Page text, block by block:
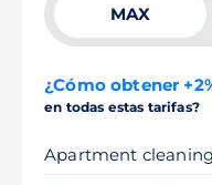
MAX
¿Cómo obtener
en todas estas tarifas?
Apartment